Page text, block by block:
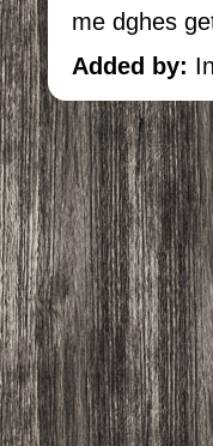
me dghes
Added by: